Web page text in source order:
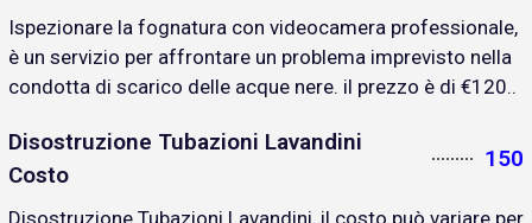
Ispezionare la fognatura con videocamera professionale,
è un servizio per affrontare un problema imprevisto nella
condotta di scarico delle acque nere. il prezzo è di €120..
Disostruzione Tubazioni Lavandini
Costo
150